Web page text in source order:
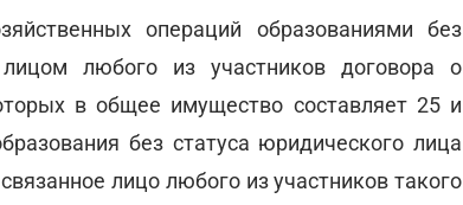
операций образованиями без
любого из участников договора о
в общее имущество составляет 25 и
без статуса юридического лица
лицо любого из участников такого